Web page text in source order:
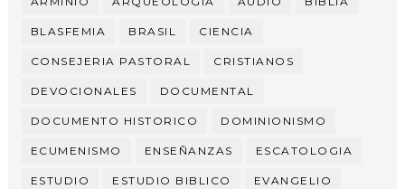
BLASFEMIA BRASIL CIENCIA
CONSEJERIA PASTORAL CRISTIANOS
DEVOCIONALES DOCUMENTAL
DOCUMENTO HISTORICO DOMINIONISMO
ECUMENISMO ENSEÑANZAS ESCATOLOGIA
ESTUDIO ESTUDIO BIBLICO EVANGELIO